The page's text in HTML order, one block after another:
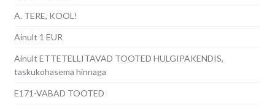
A. TERE, KOOL!
Ainult 1 EUR
Ainult ETTETELLITAVAD TOOTED HULGIPAKENDIS,
taskukohasema hinnaga
E171-VABAD TOOTED